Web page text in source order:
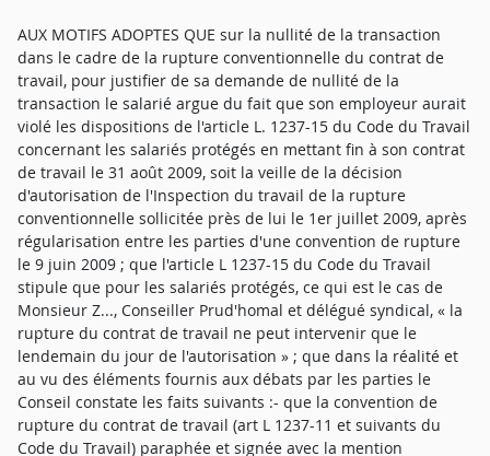
AUX MOTIFS ADOPTES QUE sur la nullité de la transaction
dans le cadre de la rupture conventionnelle du contrat de
travail, pour justifier de sa demande de nullité de la
transaction le salarié argue du fait que son employeur aurait
violé les dispositions de l'article L. 1237-15 du Code du Travail
concernant les salariés protégés en mettant fin à son contrat
de travail le 31 août 2009, soit la veille de la décision
d'autorisation de l'Inspection du travail de la rupture
conventionnelle sollicitée près de lui le 1er juillet 2009, après
régularisation entre les parties d'une convention de rupture
le 9 juin 2009 ; que l'article L 1237-15 du Code du Travail
stipule que pour les salariés protégés, ce qui est le cas de
Monsieur Z..., Conseiller Prud'homal et délégué syndical, « la
rupture du contrat de travail ne peut intervenir que le
lendemain du jour de l'autorisation » ; que dans la réalité et
au vu des éléments fournis aux débats par les parties le
Conseil constate les faits suivants :- que la convention de
rupture du contrat de travail (art L 1237-11 et suivants du
Code du Travail) paraphée et signée avec la mention